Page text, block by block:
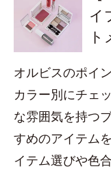
イ
オルビスのポイ
カラー別にチェ
な雰囲気を持つ
すめのアイテム
イテム選びや色